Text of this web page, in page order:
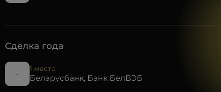
Сделка года
-
1 место
Беларусбанк, Банк БелВЭБ